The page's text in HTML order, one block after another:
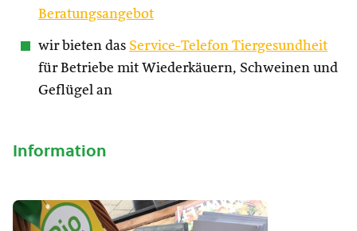
Beratungsangebot
wir bieten das Service-Telefon Tiergesundheit
für Betriebe mit Wiederkäuern, Schweinen und
Geflügel an
Information